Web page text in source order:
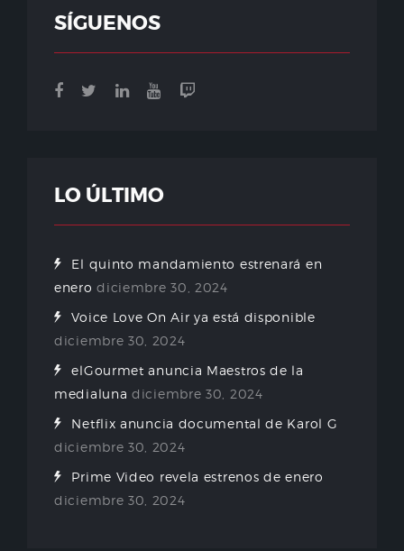
SÍGUENOS
LO ÚLTIMO
El quinto mandamiento estrenará en
enero diciembre 30, 2024
Voice Love On Air ya está disponible
diciembre 30, 2024
elGourmet anuncia Maestros de la
medialuna diciembre 30, 2024
Netflix anuncia documental de Karol G
diciembre 30, 2024
Prime Video revela estrenos de enero
diciembre 30, 2024